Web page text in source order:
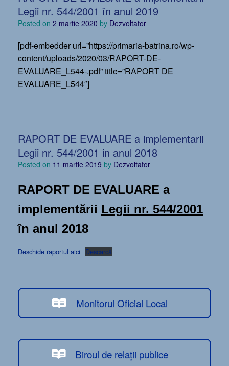
Legii nr. 544/2001 în anul 2019
Posted on 2 martie 2020 by Dezvoltator
[pdf-embedder url=”https://primaria-batrina.ro/wp-
content/uploads/2020/03/RAPORT-DE-
EVALUARE_L544-.pdf” title=”RAPORT DE
EVALUARE_L544″]
RAPORT DE EVALUARE a implementarii
Legii nr. 544/2001 in anul 2018
Posted on 11 martie 2019 by Dezvoltator
RAPORT DE EVALUARE a
implementării Legii nr. 544/2001
în anul 2018
Deschide raportul aici Descarcă
Monitorul Oficial Local
Biroul de relații publice